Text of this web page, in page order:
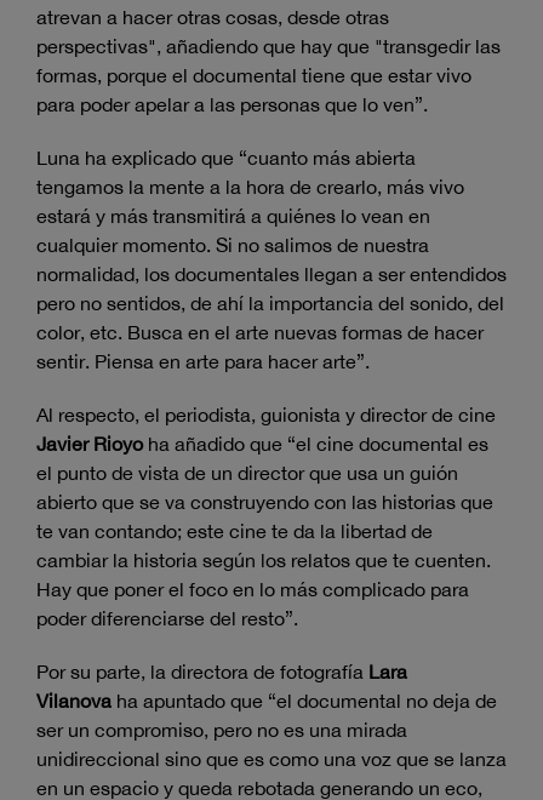
atrevan a hacer otras cosas, desde otras
perspectivas", añadiendo que hay que "transgedir las
formas, porque el documental tiene que estar vivo
para poder apelar a las personas que lo ven”.
Luna ha explicado que “cuanto más abierta
tengamos la mente a la hora de crearlo, más vivo
estará y más transmitirá a quiénes lo vean en
cualquier momento. Si no salimos de nuestra
normalidad, los documentales llegan a ser entendidos
pero no sentidos, de ahí la importancia del sonido, del
color, etc. Busca en el arte nuevas formas de hacer
sentir. Piensa en arte para hacer arte”.
Al respecto, el periodista, guionista y director de cine
Javier Rioyo ha añadido que “el cine documental es
el punto de vista de un director que usa un guión
abierto que se va construyendo con las historias que
te van contando; este cine te da la libertad de
cambiar la historia según los relatos que te cuenten.
Hay que poner el foco en lo más complicado para
poder diferenciarse del resto”.
Por su parte, la directora de fotografía Lara
Vilanova ha apuntado que “el documental no deja de
ser un compromiso, pero no es una mirada
unidireccional sino que es como una voz que se lanza
en un espacio y queda rebotada generando un eco,